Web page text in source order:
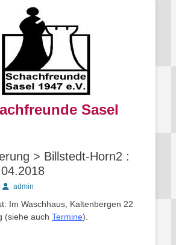
Sasel
> Billstedt-Horn2 :
Autoradmin
Im Waschhaus, Kaltenbergen 22
(siehe auch Termine).